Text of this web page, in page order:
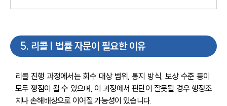
5. 리콜 | 법률 자문이 필요한 이유
리콜 진행 과정에서는 회수 대상 범위, 통지 방식, 보상 수준 등이
모두 쟁점이 될 수 있으며, 이 과정에서 판단이 잘못될 경우 행정조
치나 손해배상으로 이어질 가능성이 있습니다.